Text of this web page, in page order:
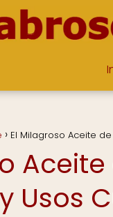
El Milagroso Aceite
Usos